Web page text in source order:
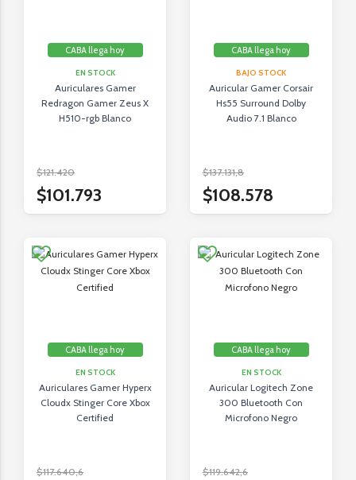
CABA llega hoy
EN STOCK
Auriculares Gamer
Redragon Gamer Zeus X
H510-rgb Blanco
$121.420
$101.793
CABA llega hoy
BAJO STOCK
Auricular Gamer Corsair
Hs55 Surround Dolby
Audio 7.1 Blanco
$137.131,8
$108.578
CABA llega hoy
EN STOCK
Auriculares Gamer Hyperx
Cloudx Stinger Core Xbox
Certified
$117.640,6
CABA llega hoy
EN STOCK
Auricular Logitech Zone
300 Bluetooth Con
Microfono Negro
$119.642,6